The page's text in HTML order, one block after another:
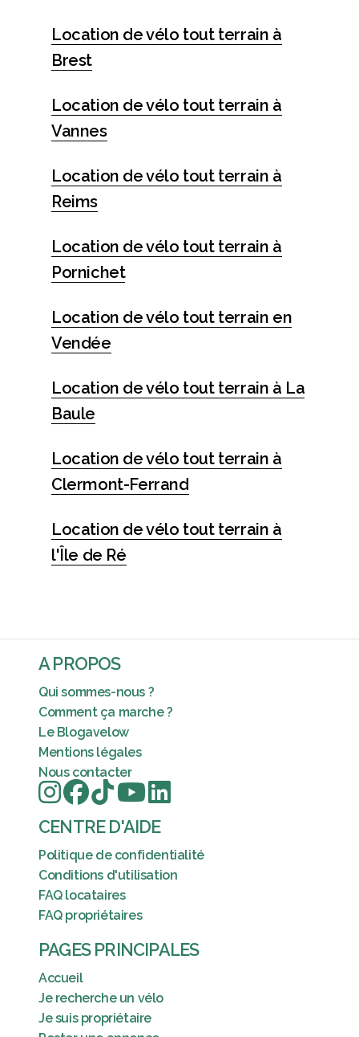
Location de vélo tout terrain à
Brest
Location de vélo tout terrain à
Vannes
Location de vélo tout terrain à
Reims
Location de vélo tout terrain à
Pornichet
Location de vélo tout terrain en
Vendée
Location de vélo tout terrain à La
Baule
Location de vélo tout terrain à
Clermont-Ferrand
Location de vélo tout terrain à
l'Île de Ré
A PROPOS
Qui sommes-nous ?
Comment ça marche ?
Le Blogavelow
Mentions légales
Nous contacter
CENTRE D'AIDE
Politique de confidentialité
Conditions d'utilisation
FAQ locataires
FAQ propriétaires
PAGES PRINCIPALES
Accueil
Je recherche un vélo
Je suis propriétaire